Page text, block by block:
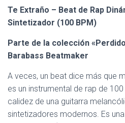
Te Extraño – Beat de Rap
Sintetizador (100 BPM)
Parte de la colección
Barabass Beatmaker
A veces, un beat dice más que
es un instrumental de rap de
calidez de una guitarra
sintetizadores modernos. Es